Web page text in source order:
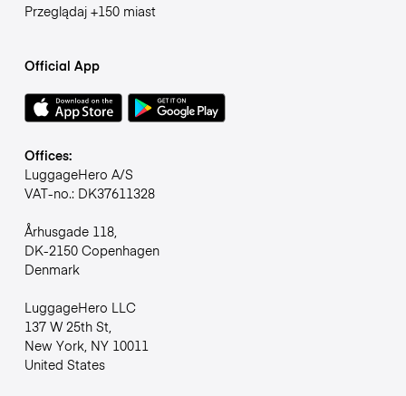
Przeglądaj +150 miast
Official App
Offices:
LuggageHero A/S
VAT-no.: DK37611328
Århusgade 118,
DK-2150 Copenhagen
Denmark
LuggageHero LLC
137 W 25th St,
New York, NY 10011
United States